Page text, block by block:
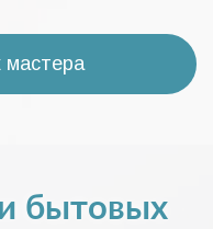
мастера
бытовых